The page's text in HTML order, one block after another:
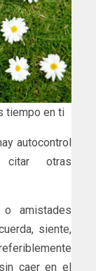
tiempo en ti
autocontrol
otras
amistades
siente,
caer en el